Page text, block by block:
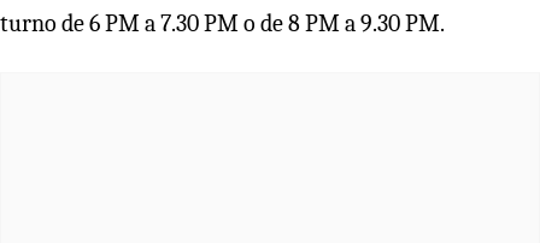
turno de 6 PM a 7.30 PM o de 8 PM a 9.30 PM.